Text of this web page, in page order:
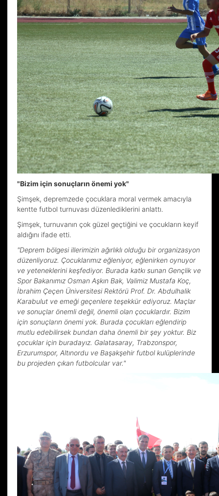
"Bizim için sonuçların önemi yok"
Şimşek, depremzede çocuklara moral vermek amacıyla
kentte futbol turnuvası düzenlediklerini anlattı.
Şimşek, turnuvanın çok güzel geçtiğini ve çocukların keyif
aldığını ifade etti.
"Deprem bölgesi illerimizin ağırlıklı olduğu bir organizasyon
düzenliyoruz. Çocuklarımız eğleniyor, eğlenirken oynuyor
ve yeteneklerini keşfediyor. Burada katkı sunan Gençlik ve
Spor Bakanımız Osman Aşkın Bak, Valimiz Mustafa Koç,
İbrahim Çeçen Üniversitesi Rektörü Prof. Dr. Abdulhalik
Karabulut ve emeği geçenlere teşekkür ediyoruz. Maçlar
ve sonuçlar önemli değil, önemli olan çocuklardır. Bizim
için sonuçların önemi yok. Burada çocukları eğlendirip
mutlu edebilirsek bundan daha önemli bir şey yoktur. Biz
çocuklar için buradayız. Galatasaray, Trabzonspor,
Erzurumspor, Altınordu ve Başakşehir futbol kulüplerinde
bu projeden çıkan futbolcular var."